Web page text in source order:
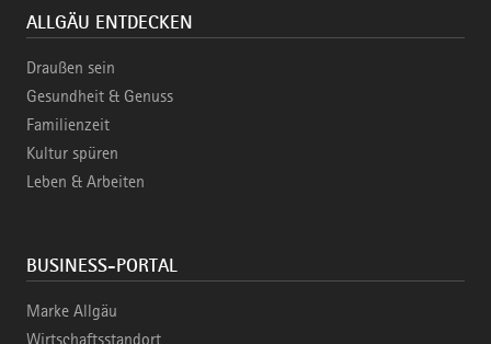
ALLGÄU ENTDECKEN
Draußen sein
Gesundheit & Genuss
Familienzeit
Kultur spüren
Leben & Arbeiten
BUSINESS-PORTAL
Marke Allgäu
Wirtschaftsstandort